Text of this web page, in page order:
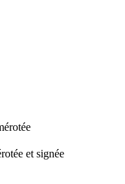
et signée